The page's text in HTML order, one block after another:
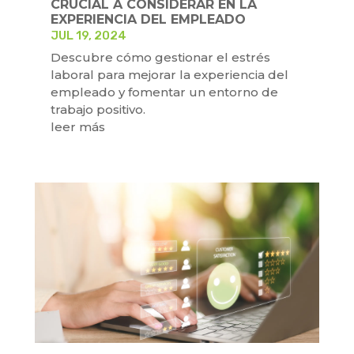
CRUCIAL A CONSIDERAR EN LA
EXPERIENCIA DEL EMPLEADO
JUL 19, 2024
Descubre cómo gestionar el estrés
laboral para mejorar la experiencia del
empleado y fomentar un entorno de
trabajo positivo.
leer más